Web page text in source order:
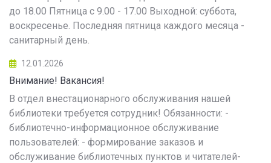
до 18.00 Пятница с 9.00 - 17.00 Выходной: суббота,
воскресенье. Последняя пятница каждого месяца -
санитарный день.
12.01.2026
Внимание! Вакансия!
В отдел внестационарного обслуживания нашей
библиотеки требуется сотрудник! Обязанности: -
библиотечно-информационное обслуживание
пользователей: - формирование заказов и
обслуживание библиотечных пунктов и читателей-